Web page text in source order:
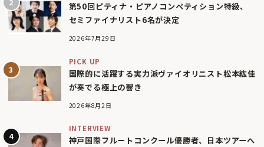
第50回ピティナ・ピアノコンペティション特級、
セミファイナリスト6名が決定
2026年7月29日
PICK UP
国際的に活躍する実力派ヴァイオリニスト松本紘佳
が奏でる極上の響き
2026年8月2日
INTERVIEW
神戸国際フルートコンクール優勝者、日本ツアーへ